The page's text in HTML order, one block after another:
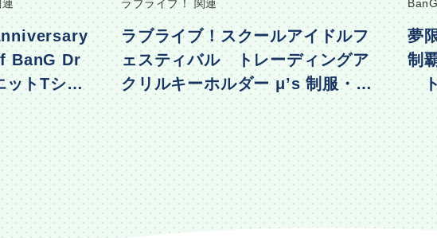
BanG Dr
トTシャ
ラブライブ！ 関連
ラブライブ！スクールアイドルフ
ェスティバル トレーディングア
クリルキーホルダー μ’s 制服・水
着ver.
夢
制
ト
2